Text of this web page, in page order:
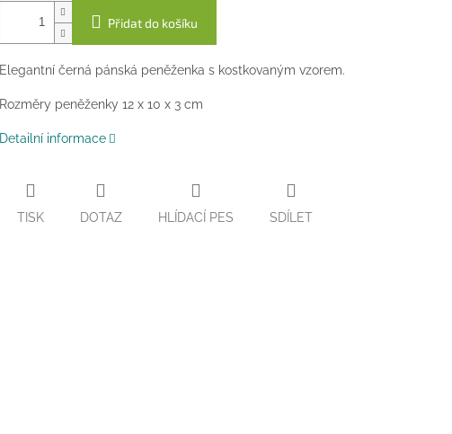
Přidat do košíku
Elegantní černá pánská peněženka s kostkovaným vzorem.
Rozměry peněženky 12 x 10 x 3 cm
Detailní informace
TISK DOTAZ HLÍDACÍ PES SDÍLET